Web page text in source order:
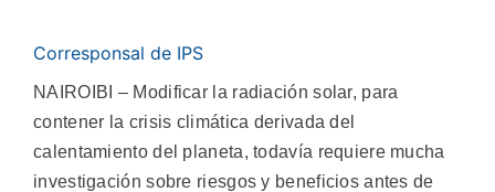
Corresponsal de IPS
NAIROIBI – Modificar la radiación solar, para
contener la crisis climática derivada del
calentamiento del planeta, todavía requiere mucha
investigación sobre riesgos y beneficios antes de